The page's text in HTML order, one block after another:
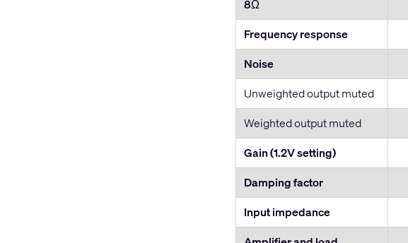
8Ω
Frequency response
Noise
Unweighted output muted
Weighted output muted
Gain (1.2V setting)
Damping factor
Input impedance